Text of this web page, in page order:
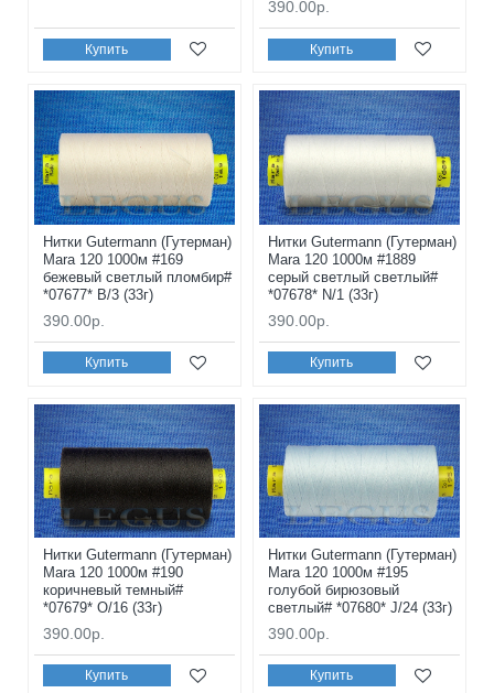
Купить
390.00р.
Купить
Нитки Gutermann (Гутерман)
Mara 120 1000м #169
бежевый светлый пломбир#
*07677* B/3 (33г)
390.00р.
Купить
Нитки Gutermann (Гутерман)
Mara 120 1000м #1889
серый светлый светлый#
*07678* N/1 (33г)
390.00р.
Купить
Нитки Gutermann (Гутерман)
Mara 120 1000м #190
коричневый темный#
*07679* O/16 (33г)
390.00р.
Купить
Нитки Gutermann (Гутерман)
Mara 120 1000м #195
голубой бирюзовый
светлый# *07680* J/24 (33г)
390.00р.
Купить